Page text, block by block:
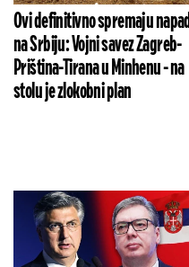
Ovi definitivno spremaju napad
na Srbiju: Vojni savez Zagreb-
Priština-Tirana u Minhenu - na
stolu je zlokobni plan